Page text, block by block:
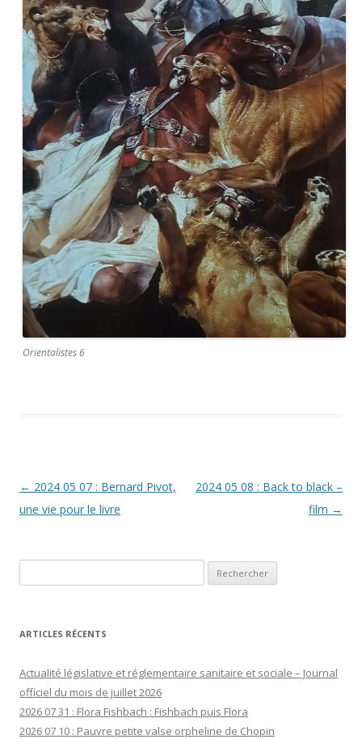
Orientalistes 6
Navigation
des
← 2024 05 07 : Bernard Pivot,
une vie pour le livre
2024 05 08 : Back to black –
film →
ARTICLES RÉCENTS
Actualité législative et réglementaire sanitaire et sociale – Journal
officiel du mois de juillet 2026
2026 07 31 : Flora Fishbach : Fishbach puis Flora
2026 07 10 : Pauvre petite valse orpheline de Chopin